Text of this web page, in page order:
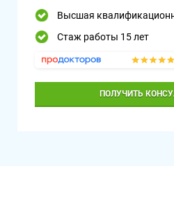
Высшая
Стаж работы 15 лет
ПОЛУЧИТЬ